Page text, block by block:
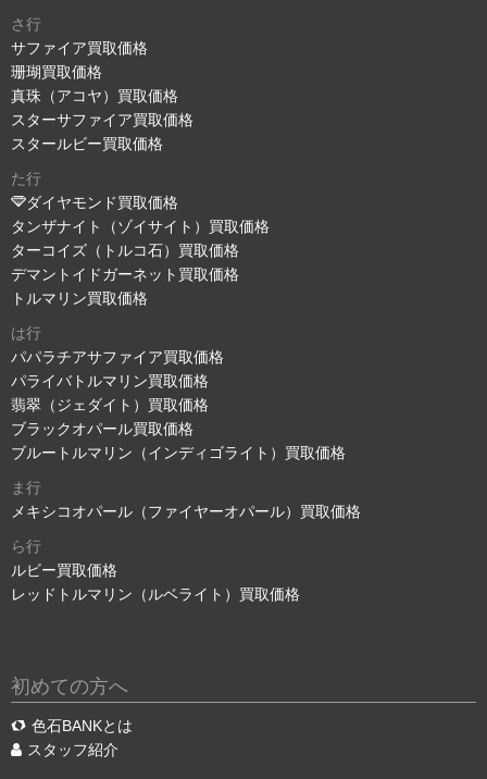
さ行
サファイア買取価格
珊瑚買取価格
真珠（アコヤ）買取価格
スターサファイア買取価格
スタールビー買取価格
た行
ダイヤモンド買取価格
タンザナイト（ゾイサイト）買取価格
ターコイズ（トルコ石）買取価格
デマントイドガーネット買取価格
トルマリン買取価格
は行
パパラチアサファイア買取価格
パライバトルマリン買取価格
翡翠（ジェダイト）買取価格
ブラックオパール買取価格
ブルートルマリン（インディゴライト）買取価格
ま行
メキシコオパール（ファイヤーオパール）買取価格
ら行
ルビー買取価格
レッドトルマリン（ルベライト）買取価格
初めての方へ
色石BANKとは
スタッフ紹介